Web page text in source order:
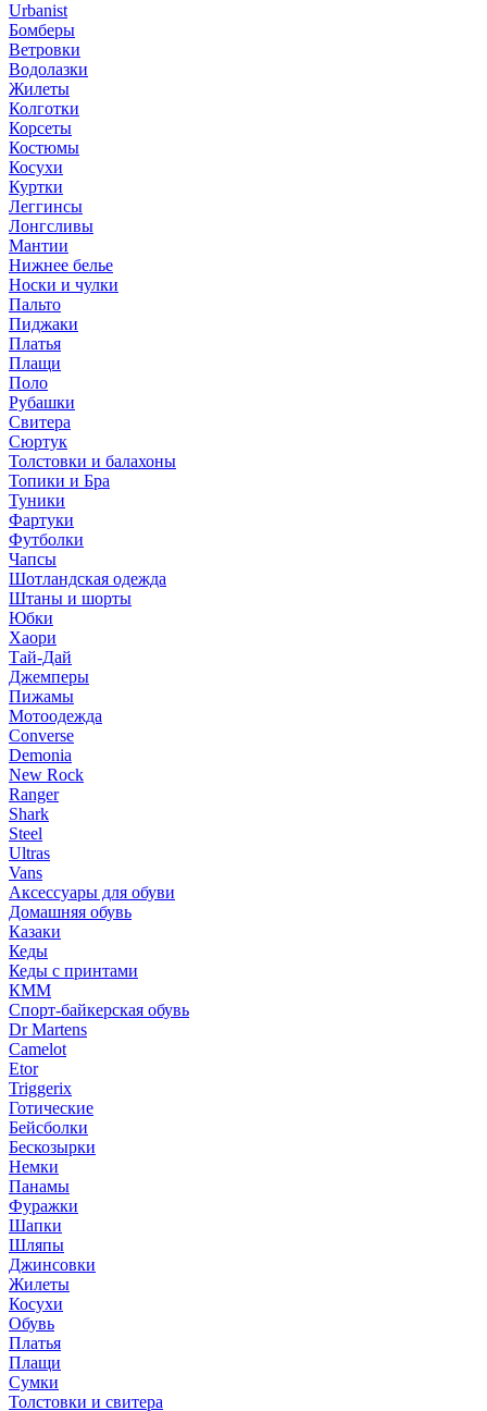
Urbanist
Бомберы
Ветровки
Водолазки
Жилеты
Колготки
Корсеты
Костюмы
Косухи
Куртки
Леггинсы
Лонгсливы
Мантии
Нижнее белье
Носки и чулки
Пальто
Пиджаки
Платья
Плащи
Поло
Рубашки
Свитера
Сюртук
Толстовки и балахоны
Топики и Бра
Туники
Фартуки
Футболки
Чапсы
Шотландская одежда
Штаны и шорты
Юбки
Хаори
Тай-Дай
Джемперы
Пижамы
Мотоодежда
Converse
Demonia
New Rock
Ranger
Shark
Steel
Ultras
Vans
Аксессуары для обуви
Домашняя обувь
Казаки
Кеды
Кеды с принтами
КММ
Спорт-байкерская обувь
Dr Martens
Camelot
Etor
Triggerix
Готические
Бейсболки
Бескозырки
Немки
Панамы
Фуражки
Шапки
Шляпы
Джинсовки
Жилеты
Косухи
Обувь
Платья
Плащи
Сумки
Толстовки и свитера